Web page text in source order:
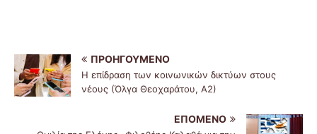
ΠΡΟΗΓΟΎΜΕΝΟ
Η επίδραση των κοινωνικών δικτύων στους
νέους (Όλγα Θεοχαράτου, Α2)
ΕΠΌΜΕΝΟ